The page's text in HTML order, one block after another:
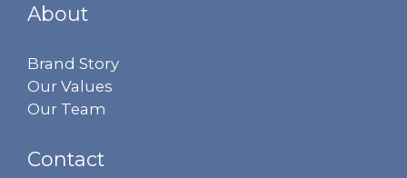
About
Brand Story
Our Values
Our Team
Contact